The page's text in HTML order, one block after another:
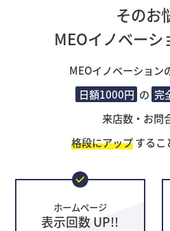
そのお
MEOイノベーシ
MEOイノベーション
日額1000円 の 完
来店数・お問
格段にアップするこ
ホームページ
表示回数 UP!!